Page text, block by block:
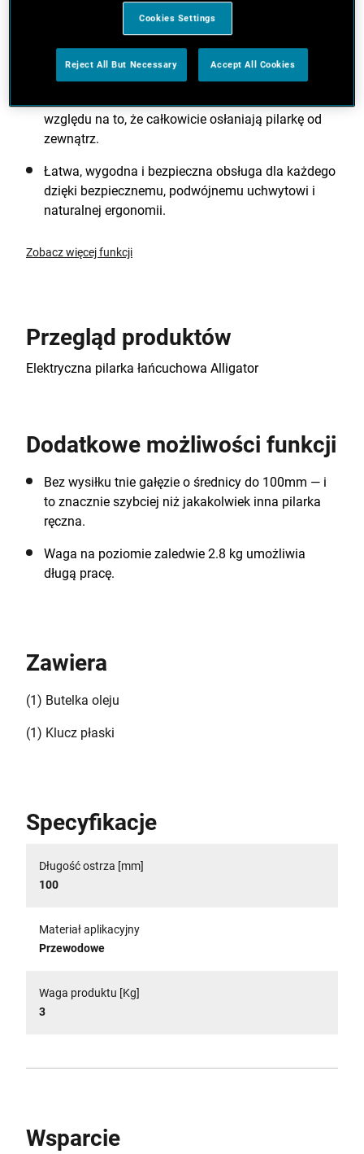
łańcuchowa z silnikiem o mocy 550W do
szybkiego cięcia gałęzi i rozdrabniania ścinki
drzewnej.
Opatentowane szczęki zaciskowe zapewniają
względu na to, że całkowicie osłaniają pilarkę od
zewnątrz.
Łatwa, wygodna i bezpieczna obsługa dla każdego
dzięki bezpiecznemu, podwójnemu uchwytowi i
naturalnej ergonomii.
Zobacz więcej funkcji
Przegląd produktów
Elektryczna pilarka łańcuchowa Alligator
Dodatkowe możliwości funkcji
Bez wysiłku tnie gałęzie o średnicy do 100mm — i
to znacznie szybciej niż jakakolwiek inna pilarka
ręczna.
Waga na poziomie zaledwie 2.8 kg umożliwia
długą pracę.
Zawiera
(1) Butelka oleju
(1) Klucz płaski
Specyfikacje
Długość ostrza [mm]
100
Materiał aplikacyjny
Przewodowe
Waga produktu [Kg]
3
Wsparcie
Cookies Settings
Reject All But Necessary Accept All Cookies